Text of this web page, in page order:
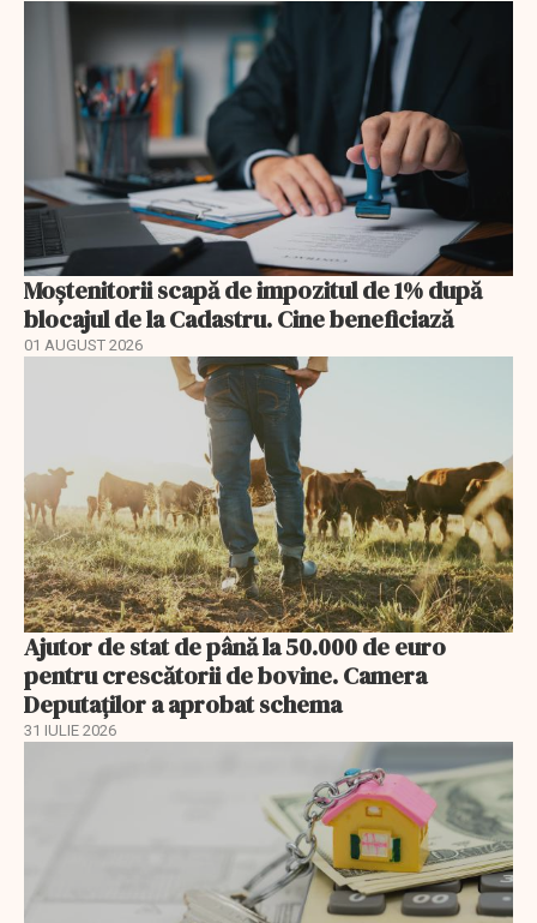
Moștenitorii scapă de impozitul de 1% după
blocajul de la Cadastru. Cine beneficiază
01 AUGUST 2026
Ajutor de stat de până la 50.000 de euro
pentru crescătorii de bovine. Camera
Deputaților a aprobat schema
31 IULIE 2026